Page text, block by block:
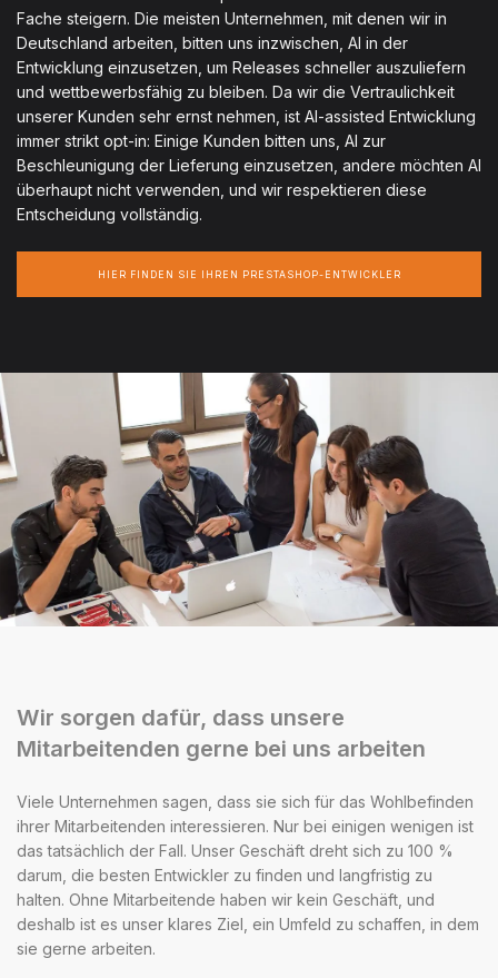
Fache steigern. Die meisten Unternehmen, mit denen wir in
Deutschland arbeiten, bitten uns inzwischen, AI in der
Entwicklung einzusetzen, um Releases schneller auszuliefern
und wettbewerbsfähig zu bleiben. Da wir die Vertraulichkeit
unserer Kunden sehr ernst nehmen, ist AI-assisted Entwicklung
immer strikt opt-in: Einige Kunden bitten uns, AI zur
Beschleunigung der Lieferung einzusetzen, andere möchten AI
überhaupt nicht verwenden, und wir respektieren diese
Entscheidung vollständig.
HIER FINDEN SIE IHREN PRESTASHOP-ENTWICKLER
Wir sorgen dafür, dass unsere
Mitarbeitenden gerne bei uns arbeiten
Viele Unternehmen sagen, dass sie sich für das Wohlbefinden
ihrer Mitarbeitenden interessieren. Nur bei einigen wenigen ist
das tatsächlich der Fall. Unser Geschäft dreht sich zu 100 %
darum, die besten Entwickler zu finden und langfristig zu
halten. Ohne Mitarbeitende haben wir kein Geschäft, und
deshalb ist es unser klares Ziel, ein Umfeld zu schaffen, in dem
sie gerne arbeiten.